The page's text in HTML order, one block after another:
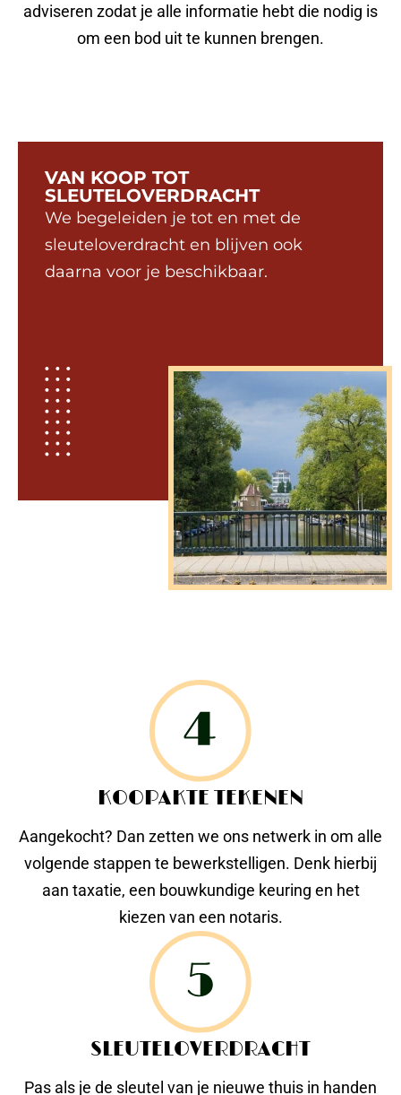
adviseren zodat je alle informatie hebt die nodig is
om een bod uit te kunnen brengen.
VAN KOOP TOT
SLEUTELOVERDRACHT
We begeleiden je tot en met de
sleuteloverdracht en blijven ook
daarna voor je beschikbaar.
KOOPAKTE TEKENEN
Aangekocht? Dan zetten we ons netwerk in om alle
volgende stappen te bewerkstelligen. Denk hierbij
aan taxatie, een bouwkundige keuring en het
kiezen van een notaris.
SLEUTELOVERDRACHT
Pas als je de sleutel van je nieuwe thuis in handen